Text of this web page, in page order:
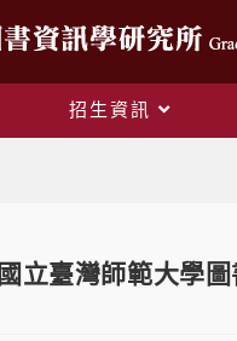
招生資訊
國立臺灣師範大學